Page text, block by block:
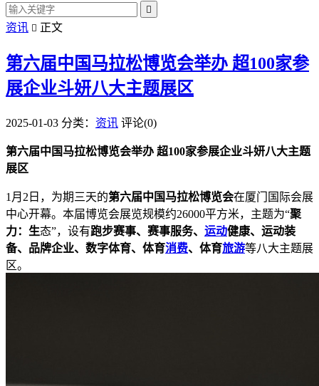

资讯  正文
第六届中国马拉松博览会举办 超100家参
展企业斗妍八大主题展区
2025-01-03 分类： 资讯 评论(0)
第六届中国马拉松博览会举办 超100家参展企业斗妍八大主题
展区
1月2日，为期三天的第六届中国马拉松博览会在厦门国际会展
中心开幕。本届博览会展览规模约26000平方米，主题为“聚
力：生态”，设有跑步赛事、赛事服务、 运动健康、运动装
备、品牌企业、数字体育、体育消费、体育旅游等八大主题展
区。